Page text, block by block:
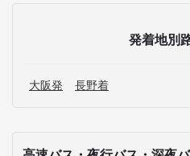
発着地別
大阪発 長野着